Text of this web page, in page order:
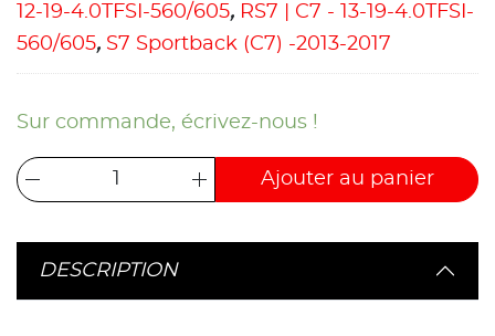
12-19-4.0TFSI-560/605, RS7 | C7 - 13-19-4.0TFSI-
560/605, S7 Sportback (C7) -2013-2017
Sur commande, écrivez-nous !
Ajouter au panier
DESCRIPTION